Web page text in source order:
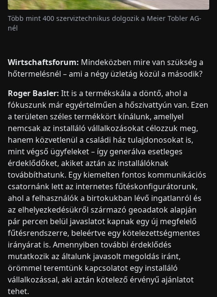
Több mint 400 szerviztechnikus dolgozik a Meier Tobler AG-
nél
Wirtschaftsforum: Mindeközben mire van szükség a
hőtermelésnél – ami a négy üzletág közül a második?
Roger Basler: Itt is a termékskála a döntő, ahol a
fókuszunk már egyértelműen a hőszivattyún van. Ezen
a területen széles termékkört kínálunk, amellyel
nemcsak az installáló vállalkozásokat célozzuk meg,
hanem közvetlenül a családi ház tulajdonosokat is,
mint végső ügyfeleket – így generálva esetleges
érdeklődőket, akiket aztán az installálóknak
továbbíthatunk. Egy kiemelten fontos kommunikációs
csatornánk lett az internetes fűtéskonfigurátorunk,
ahol a felhasználók a birtokukban lévő ingatlanról és
az elhelyezkedésükről származó geoadatok alapján
pár percen belül javaslatot kapnak egy új megfelelő
fűtésrendszerre, beleértve egy kötelezettségmentes
irányárat is. Amennyiben további érdeklődés
mutatkozik az általunk javasolt megoldás iránt,
örömmel teremtünk kapcsolatot egy installáló
vállalkozással, aki aztán kötelező érvényű ajánlatot
tehet.